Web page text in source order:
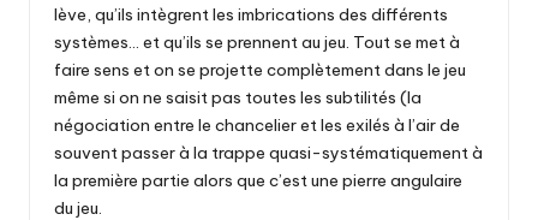
lève, qu’ils intègrent les imbrications des différents
systèmes… et qu’ils se prennent au jeu. Tout se met à
faire sens et on se projette complètement dans le jeu
même si on ne saisit pas toutes les subtilités (la
négociation entre le chancelier et les exilés à l’air de
souvent passer à la trappe quasi-systématiquement à
la première partie alors que c’est une pierre angulaire
du jeu.